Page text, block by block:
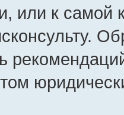
или к самой